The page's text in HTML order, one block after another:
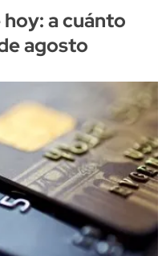
a cuánto
agosto